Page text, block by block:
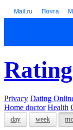
Mail.ru Почта
Rating
Privacy Dating
Home doctor Health
day week